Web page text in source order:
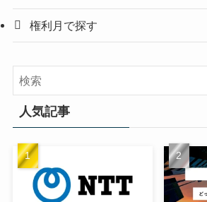
権利月で探す
人気記事